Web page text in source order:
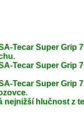
Tecar Super Grip
Tecar Super Grip
Tecar Super Grip
nejnižší hlučnost z